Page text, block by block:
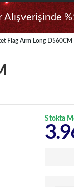
Alışverişinde
Flag Arm Long D560CM
Stokta